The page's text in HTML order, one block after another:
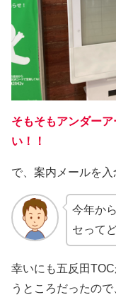
そもそもアンダー
い！！
で、案内メールを入
今年か
セって
幸いにも五反田
うところだったの